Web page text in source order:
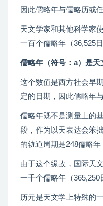
因此儒略年与儒略历或
天文学家和其他科学家
一百个儒略年（36,525
儒略年（符号：a）是天
这个数值是西方社会早
定的日期，因此儒略年
儒略年既不是测量上的
段，作为以天表达会笨
的轨道周期是248儒略年
由于这个缘故，国际天
一千个儒略年（365,250
历元是天文学上特殊的